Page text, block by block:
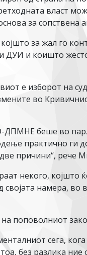
власт
за сопствена
за жал го
ДУИ и коишто
е изборот на
во
ДПМНЕ беше во
практично ги
причини“, рече
некого,
намера, во
поповолниот
сега,
без разлика ние